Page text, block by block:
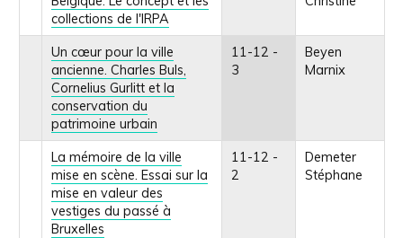
collections de l'IRPA
Un cœur pour la ville
ancienne. Charles Buls,
Cornelius Gurlitt et la
conservation du
patrimoine urbain
11-12 -
3
Beyen
Marnix
La mémoire de la ville
mise en scène. Essai sur la
mise en valeur des
vestiges du passé à
Bruxelles
11-12 -
2
Demeter
Stéphane